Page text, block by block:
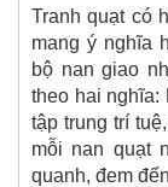
Tranh quạt có
mang ý nghĩa
bộ nan giao
theo hai
tập trung trí
mỗi nan quạt
quanh, đem